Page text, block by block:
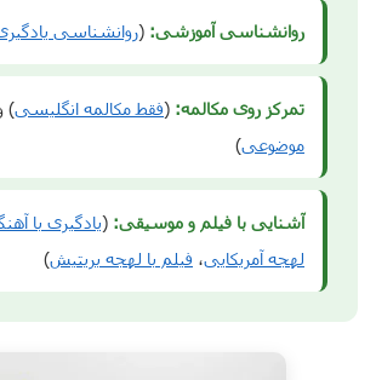
روانشناسی آموزشی: (روانشناسی
تمرکز روی مکالمه: (فقط مکالمه انگلیسی)
موضوعی)
آشنایی با فیلم و موسیقی: (یادگیری با
لهجه آمریکایی، فیلم با لهجه بریتیش)